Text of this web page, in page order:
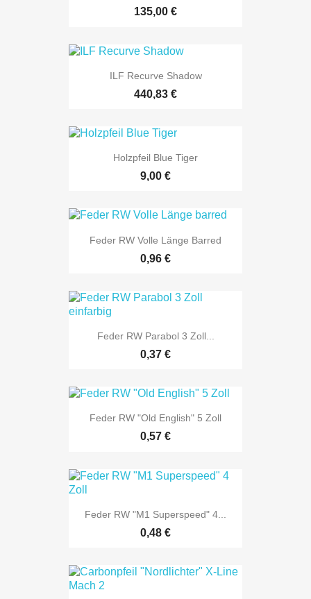
135,00 €
ILF Recurve Shadow
440,83 €
Holzpfeil Blue Tiger
9,00 €
Feder RW Volle Länge Barred
0,96 €
Feder RW Parabol 3 Zoll...
0,37 €
Feder RW "Old English" 5 Zoll
0,57 €
Feder RW "M1 Superspeed" 4...
0,48 €